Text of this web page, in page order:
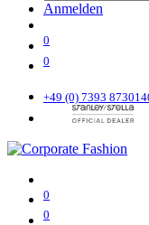
Anmelden
0
0
+49 (0) 7393
0
0